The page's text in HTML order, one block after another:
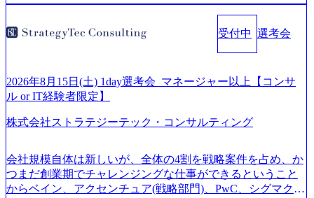
く予定 インセンティブ支給という他社にはない制度 ワンプ
始～ 2026年8月7日(金) 16:00 ※枠が限られておりますので、
ご応募いただいてもご対応できない可能性がございます ※
だいたご応募者様については、1dayではなく通常選考での
ご案内とさせていただきます ● 面接(1次・最終を一度の面
についてご連絡させていただきます。 ● 一日で最終面接ま
合、後日面接や面談のお時間をいただく場合がございます
● 面接、条件面談それぞれ最大1時間を想定しております ・
実施前日までに日程およびURLを共有させていただきます
受付中 選考会
2026年8月15日(土) 1day選考会_マネージャー以上【コンサ
ル or IT経験者限定】
株式会社ストラテジーテック・コンサルティング
会社規模自体は新しいが、全体の4割を戦略案件を占め、か
つまだ創業期でチャレンジングな仕事ができるということ
からベイン、アクセンチュア(戦略部門)、PwC、シグマクシ